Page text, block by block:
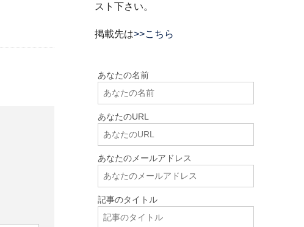
スト下さい。
掲載先は>>こちら
あなたの名前
あなたのURL
あなたのメールアドレス
記事のタイトル